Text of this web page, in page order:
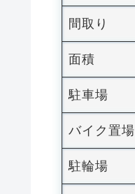
間取り
面積
駐車場
バイク置場
駐輪場